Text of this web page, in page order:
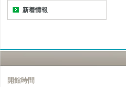
新着情報
開館時間